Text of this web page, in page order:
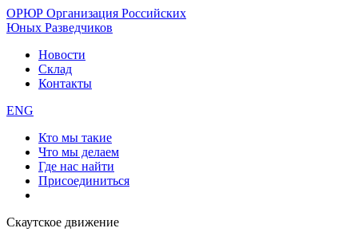
ОРЮР Организация Российских
Юных Разведчиков
Новости
Склад
Контакты
ENG
Кто мы такие
Что мы делаем
Где нас найти
Присоединиться
Скаутское движение